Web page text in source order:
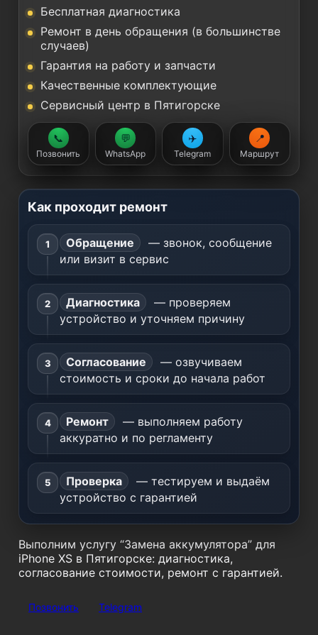
Бесплатная диагностика
Ремонт в день обращения (в большинстве
случаев)
Гарантия на работу и запчасти
Качественные комплектующие
Сервисный центр в Пятигорске
📞
Позвонить
💬
WhatsApp
✈️
Telegram
📍
Маршрут
Как проходит ремонт
Обращение
— звонок, сообщение
или визит в сервис
Диагностика
— проверяем
устройство и уточняем причину
Согласование
— озвучиваем
стоимость и сроки до начала работ
Ремонт
— выполняем работу
аккуратно и по регламенту
Проверка
— тестируем и выдаём
устройство с гарантией
Выполним услугу “Замена аккумулятора” для
iPhone XS в Пятигорске: диагностика,
согласование стоимости, ремонт с гарантией.
Позвонить Telegram